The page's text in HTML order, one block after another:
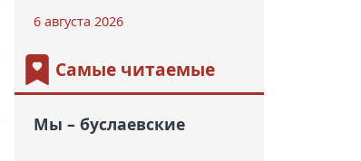
6 августа 2026
Самые читаемые
Мы – буслаевские